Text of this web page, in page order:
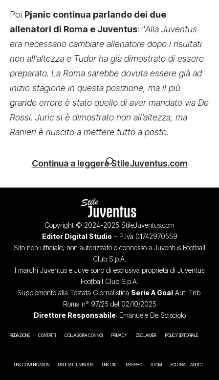
Poi Pjanic continua parlando dei due
allenatori di Roma e Juventus: “Alla Juventus
era necessario cambiare allenatore dopo i risultati
non all’altezza e Tudor ha già dimostrato di essere
preparato. La Roma sarebbe dovuta essere già ad
inizio stagione in questa posizione, ma il più
grande errore è stato quello di aver mandato via De
Rossi. Juric si è dimostrato non all’altezza, ma
Ranieri è riuscito a mettere tutto a posto.
Continua a leggere StileJuventus.com
Copyright © 2024-2025 StileJuventus.com
Editor Digital Studio – P.Iva 01742970559
Sito non ufficiale, non autorizzato o connesso a Juventus Football
Club S.p.A.
I marchi Juventus e Juve sono di esclusiva proprietà di Juventus
Football Club S.p.A.
Supplemento alla Testata Giornalistica Serie A Goal Aut. Trib.
Roma n° 97/25 del 02/10/2025
Direttore Responsabile: Emanuele De Scisciolo
REDAZIONE CONTATTI COLLABORA CON NOI PRIVACY DISCLAIMER POLICY EDITORIALE
LINK COMUNICATION RISULTATI JUVENTUS LINK UTILI RSS FEED ATOM FOOTBALL ADDICT